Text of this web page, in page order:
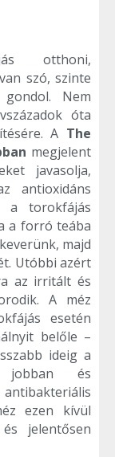
otthoni,
szó, szinte
Nem
óta
A The
megjelent
javasolja,
antioxidáns
a torokfájás
a forró teába
majd
Utóbbi azért
az irritált és
A méz
esetén
belőle –
ideig a
jobban és
ezen kívül
jelentősen